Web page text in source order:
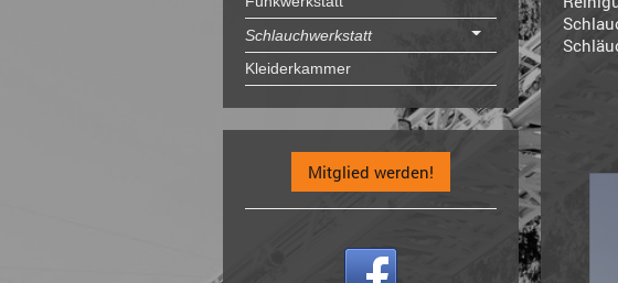
Schlauchwerkstatt
Kleiderkammer
Mitglied werden!